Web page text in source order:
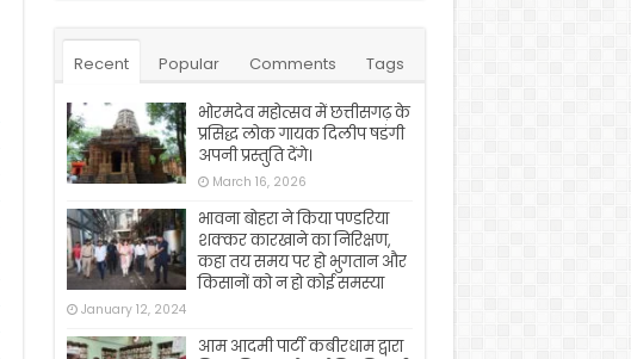
Recent Popular Comments Tags
भोरमदेव महोत्सव में छत्तीसगढ़ के
प्रसिद्ध लोक गायक दिलीप षडंगी
अपनी प्रस्तुति देंगे।
March 16, 2026
भावना बोहरा ने किया पण्डरिया
शक्कर कारखाने का निरिक्षण,
कहा तय समय पर हो भुगतान और
किसानों को न हो कोई समस्या
January 12, 2024
आम आदमी पार्टी कबीरधाम द्वारा